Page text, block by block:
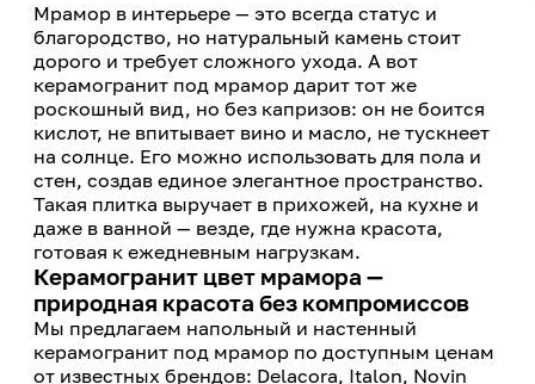
Мрамор в интерьере — это всегда статус и
благородство, но натуральный камень стоит
дорого и требует сложного ухода. А вот
керамогранит под мрамор дарит тот же
роскошный вид, но без капризов: он не боится
кислот, не впитывает вино и масло, не тускнеет
на солнце. Его можно использовать для пола и
стен, создав единое элегантное пространство.
Такая плитка выручает в прихожей, на кухне и
даже в ванной — везде, где нужна красота,
готовая к ежедневным нагрузкам.
Керамогранит цвет мрамора —
природная красота без компромиссов
Мы предлагаем напольный и настенный
керамогранит под мрамор по доступным ценам
от известных брендов: Delacora, Italon, Novin